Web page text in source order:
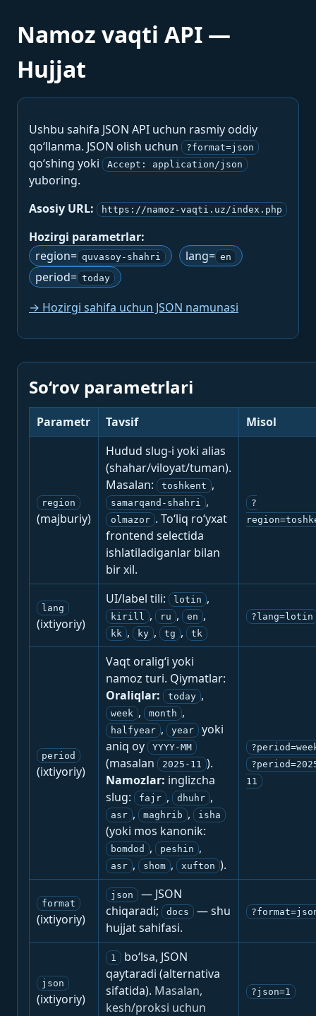
Namoz vaqti API —
Hujjat
Ushbu sahifa JSON API uchun rasmiy oddiy
qo‘llanma. JSON olish uchun
?format=json
qo‘shing yoki Accept: application/json
yuboring.
Asosiy URL:
https://namoz-vaqti.uz/index.php
Hozirgi parametrlar:
region= quvasoy-shahri lang= en
period= today
→ Hozirgi sahifa uchun JSON namunasi
So‘rov parametrlari
Parametr Tavsif Misol
region
(majburiy)
Hudud slug-i yoki alias
(shahar/viloyat/tuman).
Masalan:
toshkent ,
samarqand-shahri ,
olmazor . To‘liq ro‘yxat
frontend selectida
ishlatiladiganlar bilan
bir xil.
?
lang
(ixtiyoriy)
UI/label tili: lotin ,
kirill , ru , en ,
kk , ky , tg , tk
?lang=lotin
period
(ixtiyoriy)
Vaqt oralig‘i yoki
namoz turi. Qiymatlar:
Oraliqlar:
today ,
week , month ,
halfyear , year
yoki
aniq oy
YYYY-MM
(masalan 2025-11 ).
Namozlar: inglizcha
slug:
fajr , dhuhr ,
asr , maghrib , isha
(yoki mos kanonik:
bomdod , peshin ,
asr , shom , xufton ).
11
format
(ixtiyoriy)
json
— JSON
chiqaradi;
docs
— shu
hujjat sahifasi.
json
(ixtiyoriy)
1
bo‘lsa, JSON
qaytaradi (alternativa
sifatida). Masalan,
kesh/proksi uchun
?json=1